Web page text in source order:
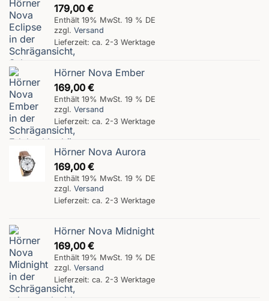
179,00 €
Enthält 19% MwSt. 19 % DE
zzgl. Versand
Lieferzeit: ca. 2-3 Werktage
Hörner Nova Ember
169,00 €
Enthält 19% MwSt. 19 % DE
zzgl. Versand
Lieferzeit: ca. 2-3 Werktage
Hörner Nova Aurora
169,00 €
Enthält 19% MwSt. 19 % DE
zzgl. Versand
Lieferzeit: ca. 2-3 Werktage
Hörner Nova Midnight
169,00 €
Enthält 19% MwSt. 19 % DE
zzgl. Versand
Lieferzeit: ca. 2-3 Werktage